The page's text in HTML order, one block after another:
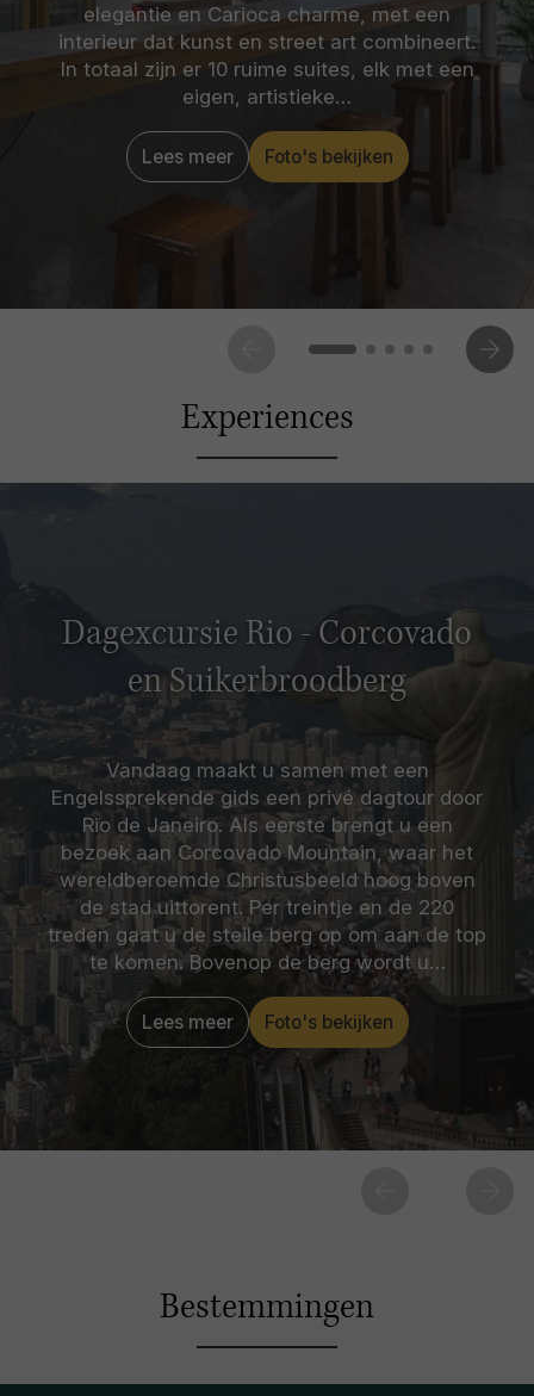
elegantie en Carioca charme, met een
interieur dat kunst en street art combineert.
In totaal zijn er 10 ruime suites, elk met een
eigen, artistieke…
Lees meer Foto's bekijken
Experiences
Dagexcursie Rio - Corcovado
en Suikerbroodberg
Vandaag maakt u samen met een
Engelssprekende gids een privé dagtour door
Rio de Janeiro. Als eerste brengt u een
bezoek aan Corcovado Mountain, waar het
wereldberoemde Christusbeeld hoog boven
de stad uittorent. Per treintje en de 220
treden gaat u de steile berg op om aan de top
te komen. Bovenop de berg wordt u…
Lees meer Foto's bekijken
Bestemmingen